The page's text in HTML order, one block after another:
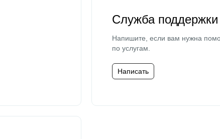
Служба поддержки
Напишите, если вам нужна
по услугам.
Написать